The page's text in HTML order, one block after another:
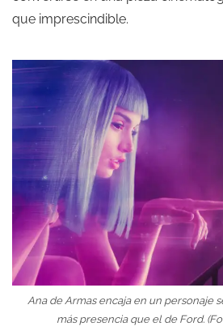
que imprescindible.
Ana de Armas encaja en un personaje
más presencia que el de Ford.